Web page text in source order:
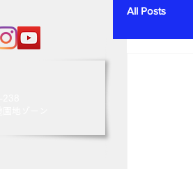
All Posts